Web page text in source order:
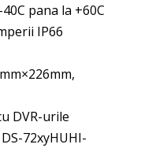
pana la +60C
IP66
DVR-urile
72xyHUHI-